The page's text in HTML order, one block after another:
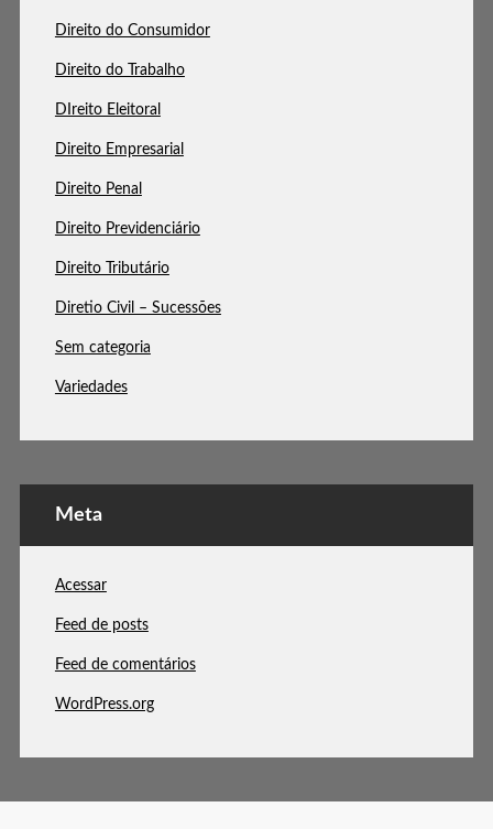
Direito do Consumidor
Direito do Trabalho
DIreito Eleitoral
Direito Empresarial
Direito Penal
Direito Previdenciário
Direito Tributário
Diretio Civil – Sucessões
Sem categoria
Variedades
Meta
Acessar
Feed de posts
Feed de comentários
WordPress.org